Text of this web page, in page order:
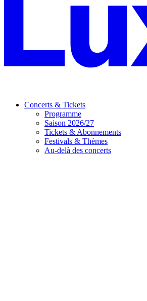
Concerts & Tickets
Programme
Saison 2026/27
Tickets & Abonnements
Festivals & Thèmes
Au-delà des concerts